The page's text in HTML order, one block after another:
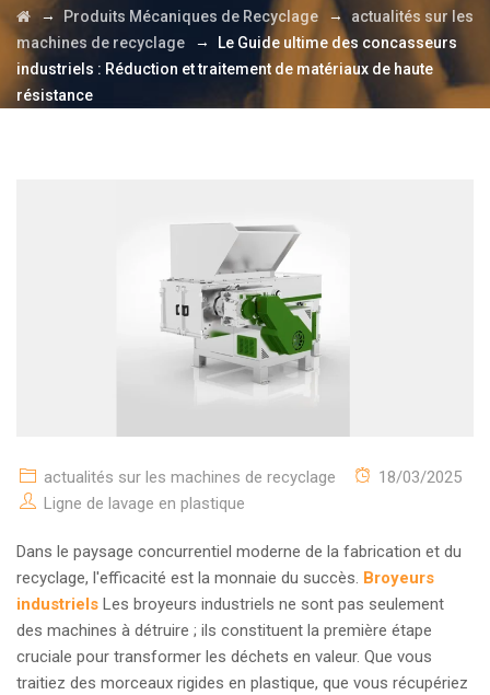
→ Produits Mécaniques de Recyclage →
actualités sur les
machines de recyclage →
Le Guide ultime des concasseurs
industriels : Réduction et traitement de matériaux de haute
résistance
actualités sur les machines de recyclage
18/03/2025
Ligne de lavage en plastique
Dans le paysage concurrentiel moderne de la fabrication et du
recyclage, l'efficacité est la monnaie du succès. Broyeurs
industriels Les broyeurs industriels ne sont pas seulement
des machines à détruire ; ils constituent la première étape
cruciale pour transformer les déchets en valeur. Que vous
traitiez des morceaux rigides en plastique, que vous récupériez